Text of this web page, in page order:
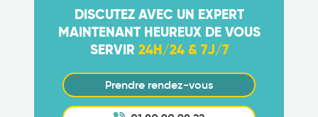
DISCUTEZ AVEC UN EXPERT
MAINTENANT HEUREUX DE VOUS
SERVIR 24H/24 & 7J/7
Prendre rendez-vous